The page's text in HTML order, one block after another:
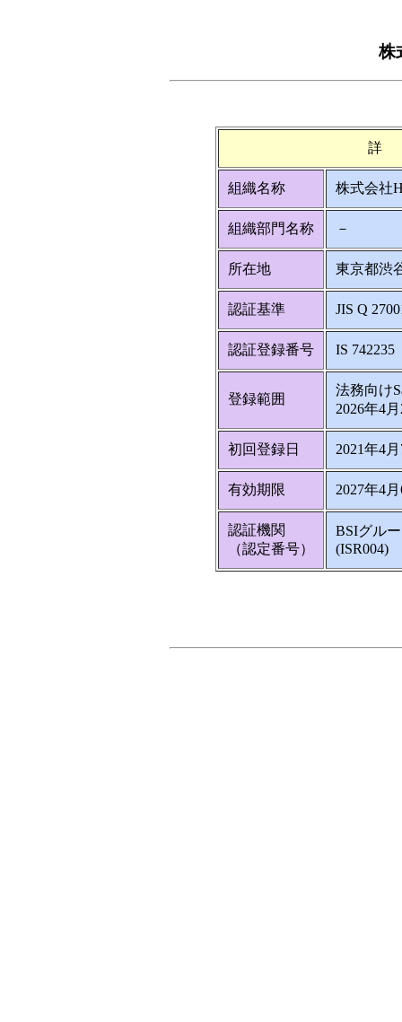
株
詳
組織名称 株式会社
組織部門名称 －
所在地 東京都渋
認証基準 JIS Q
認証登録番号 IS 742235
登録範囲
法務向け
2026年4
初回登録日 2021年4
有効期限 2027年4
認証機関
（認定番号）
BSIグル
(ISR004)